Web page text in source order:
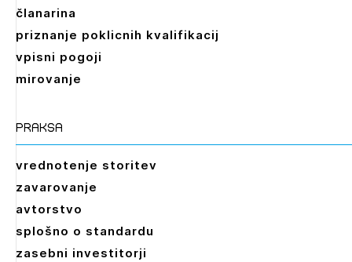
članarina
priznanje poklicnih kvalifikacij
vpisni pogoji
mirovanje
praksa
vrednotenje storitev
zavarovanje
avtorstvo
splošno o standardu
zasebni investitorji